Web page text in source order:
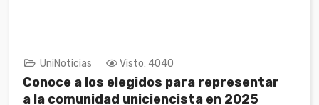
UniNoticias Visto: 4040
Conoce a los elegidos para representar
a la comunidad uniciencista en 2025